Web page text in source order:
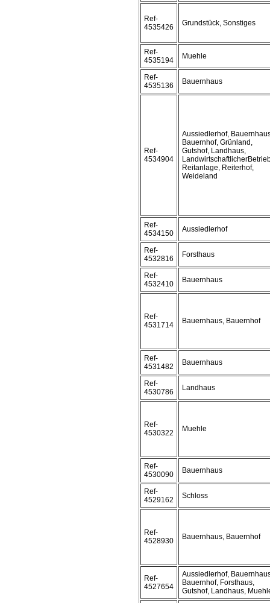
Ref-
4535426
Grundstück, Sonstiges
Ref-
4535194
Muehle
Ref-
4535136
Bauernhaus
Ref-
4534904
Aussiedlerhof,
Bauernhof, Grünland,
Gutshof, Landhaus,
Reitanlage, Reiterhof,
Weideland
Ref-
4534150
Aussiedlerhof
Ref-
4532816
Forsthaus
Ref-
4532410
Bauernhaus
Ref-
4531714
Bauernhaus, Bauernhof
Ref-
4531482
Bauernhaus
Ref-
4530786
Landhaus
Ref-
4530322
Muehle
Ref-
4530090
Bauernhaus
Ref-
4529162
Schloss
Ref-
4528930
Bauernhaus, Bauernhof
Ref-
4527654
Aussiedlerhof,
Bauernhof, Forsthaus,
Gutshof, Landhaus,